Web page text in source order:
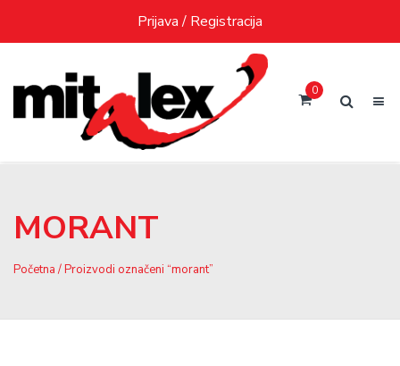
content
Prijava / Registracija
0
MORANT
Početna / Proizvodi označeni “morant”